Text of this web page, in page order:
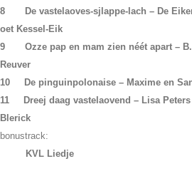
8 De vastelaoves-sjlappe-lach – De
oet Kessel-Eik
9 Ozze pap en mam zien néét apart –
Reuver
10 De pinguinpolonaise – Maxime en
11 Dreej daag vastelaovend – Lisa Peters
Blerick
bonustrack:
KVL Liedje